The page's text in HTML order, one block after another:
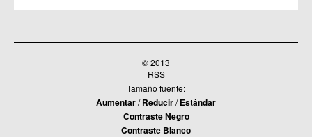
© 2013
RSS
Tamaño fuente:
Aumentar/Reducir/Estándar
Contraste Negro
Contraste Blanco